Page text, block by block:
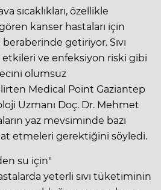
sıcaklıkları, özellikle
kanser hastaları için
getiriyor. Sıvı
etkileri ve enfeksiyon riski gibi
olumsuz
Medical Point Gaziantep
Uzmanı Doç. Dr. Mehmet
yaz mevsiminde bazı
etmeleri gerektiğini söyledi.
su için"
yeterli sıvı tüketiminin